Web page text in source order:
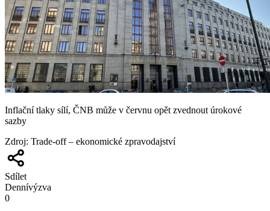
Inflační tlaky sílí, ČNB může v červnu opět zvednout úrokové
sazby
Zdroj: Trade-off – ekonomické zpravodajství
Sdílet
Dennívýzva
0